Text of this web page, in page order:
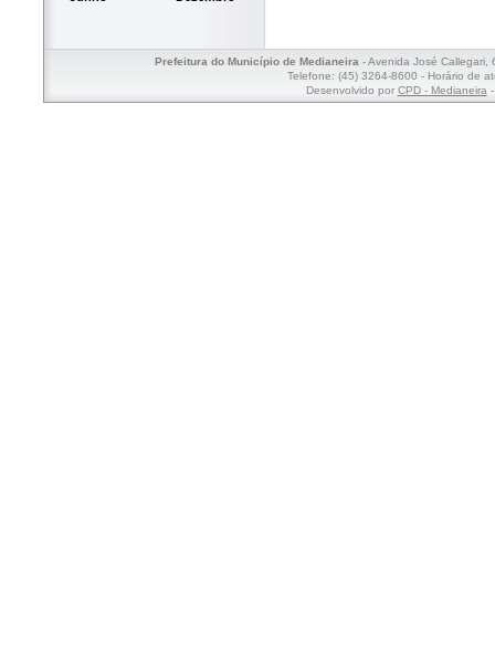
Prefeitura do Município de Medianeira- Avenida José Callegari,
Telefone: (45) 3264-8600 - Horário de
Desenvolvido por CPD - Medianeira-